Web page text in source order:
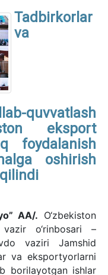
Tadbirkorlar
va
quvvatlash
eksport
foydalanish
oshirish
AA/. O‘zbekiston
o‘rinbosari –
vaziri Jamshid
va eksportyorlarni
borilayotgan ishlar